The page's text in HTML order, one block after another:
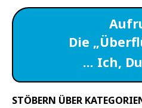
Die
… Ich,
STÖBERN ÜBER